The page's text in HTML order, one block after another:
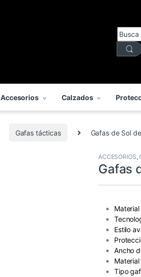
Accesorios Calzados
Gafas tácticas Gafas de Sol
ACCESORIOS,
Gafas
Estilo
Ancho
Tipo